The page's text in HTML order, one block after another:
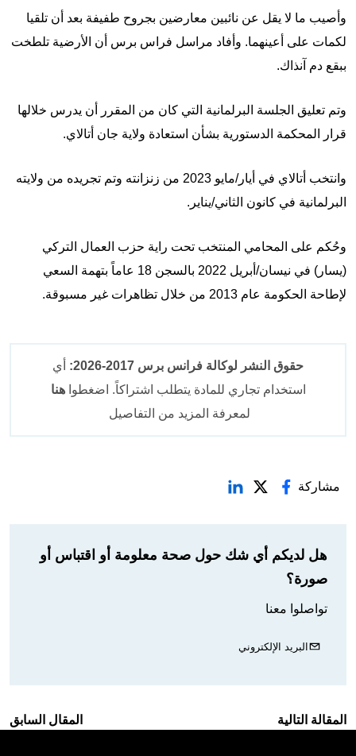
وأصيب ما لا يقل عن نائبين معارضين بجروح طفيفة بعد أن تلقيا
لكمات على أعينهما. وأفاد مراسل فراس برس أن الأرضية تلطخت
ببقع دم آنذاك.
وتم تعليق الجلسة البرلمانية التي كان من المقرر أن يدرس خلالها
قرار المحكمة الدستورية بشأن استعادة ولاية جان أتالاي.
وانتخب أتالاي في أيار/مايو 2023 من زنزانته وتم تجريده من ولايته
البرلمانية في كانون الثاني/يناير.
وحُكم على المحامي المنتخب تحت راية حزب العمال التركي
(يسار) في نيسان/أبريل 2022 بالسجن 18 عاماً بتهمة السعي
لإطاحة الحكومة عام 2013 من خلال تظاهرات غير مسبوقة.
حقوق النشر لوكالة فرانس برس 2017-2026:
أي
استخدام تجاري للمادة يتطلب اشتراكاً. اضغطواهنا
لمعرفة المزيد من التفاصيل
مشاركة
هل لديكم أي شك حول صحة معلومة أو اقتباس أو
صورة؟
تواصلوا معنا
البريد الإلكتروني
المقالة التالية المقال السابق